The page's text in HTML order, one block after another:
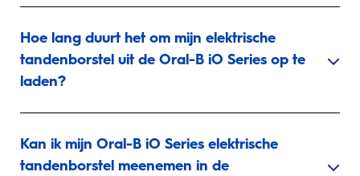
Hoe lang duurt het om mijn elektrische
tandenborstel uit de Oral-B iO Series op te
laden?
Kan ik mijn Oral-B iO Series elektrische
tandenborstel meenemen in de